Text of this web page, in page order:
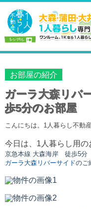
お部屋の紹介
ガーラ大森リ
歩5分のお部屋
こんにちは。1人暮らし不動
今日は、1人暮らし用の
京急本線 大森海岸 徒歩5分
ガーラ大森リバーサイドのご